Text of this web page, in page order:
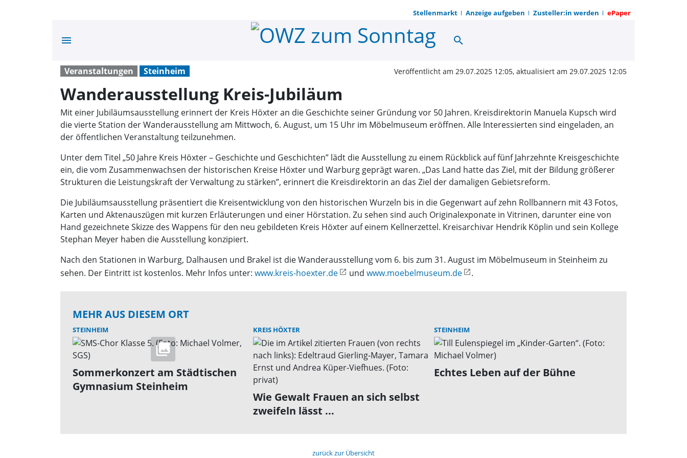
Stellenmarkt Anzeige aufgeben Zusteller:in werden ePaper
menu Wanderausstellung Kreis-Jubiläum
search
Veranstaltungen Steinheim Veröffentlicht am 29.07.2025 12:05, aktualisiert am 29.07.2025 12:05
Wanderausstellung Kreis-Jubiläum
Mit einer Jubiläumsausstellung erinnert der Kreis Höxter an die Geschichte seiner Gründung vor 50 Jahren. Kreisdirektorin Manuela Kupsch wird
die vierte Station der Wanderausstellung am Mittwoch, 6. August, um 15 Uhr im Möbelmuseum eröffnen. Alle Interessierten sind eingeladen, an
der öffentlichen Veranstaltung teilzunehmen.
Unter dem Titel „50 Jahre Kreis Höxter – Geschichte und Geschichten” lädt die Ausstellung zu einem Rückblick auf fünf Jahrzehnte Kreisgeschichte
ein, die vom Zusammenwachsen der historischen Kreise Höxter und Warburg geprägt waren. „Das Land hatte das Ziel, mit der Bildung größerer
Strukturen die Leistungskraft der Verwaltung zu stärken”, erinnert die Kreisdirektorin an das Ziel der damaligen Gebietsreform.
Die Jubiläumsausstellung präsentiert die Kreisentwicklung von den historischen Wurzeln bis in die Gegenwart auf zehn Rollbannern mit 43 Fotos,
Karten und Aktenauszügen mit kurzen Erläuterungen und einer Hörstation. Zu sehen sind auch Originalexponate in Vitrinen, darunter eine von
Hand gezeichnete Skizze des Wappens für den neu gebildeten Kreis Höxter auf einem Kellnerzettel. Kreisarchivar Hendrik Köplin und sein Kollege
Stephan Meyer haben die Ausstellung konzipiert.
Nach den Stationen in Warburg, Dalhausen und Brakel ist die Wanderausstellung vom 6. bis zum 31. August im Möbelmuseum in Steinheim zu
sehen. Der Eintritt ist kostenlos. Mehr Infos unter: www.kreis-hoexter.de und www.moebelmuseum.de .
MEHR AUS DIESEM ORT
STEINHEIM
Sommerkonzert am Städtischen
Gymnasium Steinheim
KREIS HÖXTER
Wie Gewalt Frauen an sich selbst
zweifeln lässt ...
STEINHEIM
Echtes Leben auf der Bühne
zurück zur Übersicht